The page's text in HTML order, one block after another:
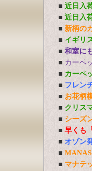
■ 近日入
■ 近日入
■ 新柄の
■ イギリ
■ 和室に
■ カーペ
■ カーペ
■ フレン
■ お花柄
■ クリス
■ シーズ
■ 早くも
■ オゾン
■
■ マナテ